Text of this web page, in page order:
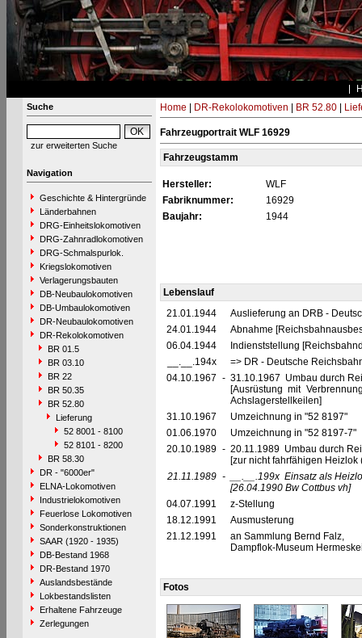
Suche
zur erweiterten Suche
Navigation
Geschichte & Hintergründe
Länderbahnen
DRG-Einheitslokomotiven
DRG-Zahnradlokomotiven
DRG-Schmalspurlok.
Kriegslokomotiven
Verlagerungsbauten
DB-Neubaulokomotiven
DB-Umbaulokomotiven
DR-Neubaulokomotiven
DR-Rekolokomotiven
BR 01.5
BR 03.10
BR 22
BR 50.35
BR 52.80
Lieferung
52 8001 - 8100
52 8101 - 8200
BR 58.30
DR - "6000er"
ELNA-Lokomotiven
Industrielokomotiven
Feuerlose Lokomotiven
Sonderkonstruktionen
SAAR (1920 - 1935)
DB-Bestand 1968
DR-Bestand 1970
Auslandsbestände
Lokbestandslisten
Erhaltene Fahrzeuge
Zerlegungen
Home DR-Rekolokomotiven BR 52.80|
Fahrzeugportrait WLF 16929
Fahrzeugstamm
Hersteller:
WLF
Fabriknummer:
16929
Baujahr:
1944
Lebenslauf
21.01.1944
Auslieferung an DRB -
24.01.1944
Abnahme
06.04.1944
Indienststellung
__.__.194x
=> DR - Deutsche
04.10.1967 - 31.10.1967 Umbau durch
[Ausrüstung mit
Achslagerstellkeilen]
31.10.1967
Umzeichnung in "52 8197"
01.06.1970
Umzeichnung in "52 8197-7"
20.10.1989 - 20.11.1989 Umbau durch
[zur nicht fahrfähigen
21.11.1989 - __.__.199x Einsatz als
[26.04.1990 Bw Cottbus vh]
04.07.1991
z-Stellung
18.12.1991
Ausmusterung
21.12.1991
an Sammlung Bernd Falz,
Dampflok-Museum
Fotos